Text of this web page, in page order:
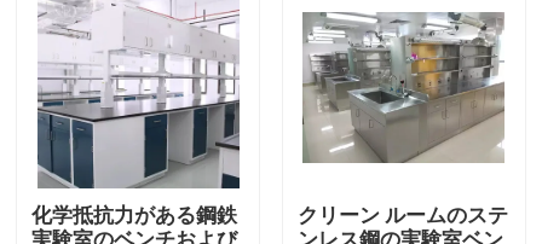
化学抵抗力がある鋼鉄
クリーン ルームのステ